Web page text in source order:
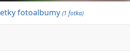
fotoalbumy (1 fotka)